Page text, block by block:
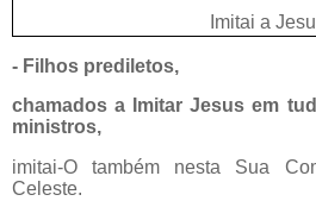
Imitai a
- Filhos prediletos,
chamados a Imitar Jesus em
ministros,
imitai-O também nesta Sua
Celeste.